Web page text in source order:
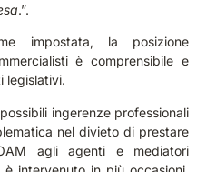
.”.
impostata, la posizione
è comprensibile e
legislativi.
ingerenze professionali
nel divieto di prestare
agli agenti e mediatori